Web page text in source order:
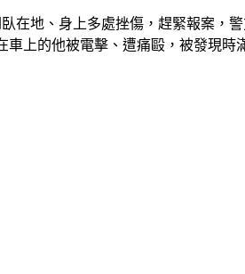
在地、身上多處挫傷，趕緊報案，
上的他被電擊、遭痛毆，被發現時